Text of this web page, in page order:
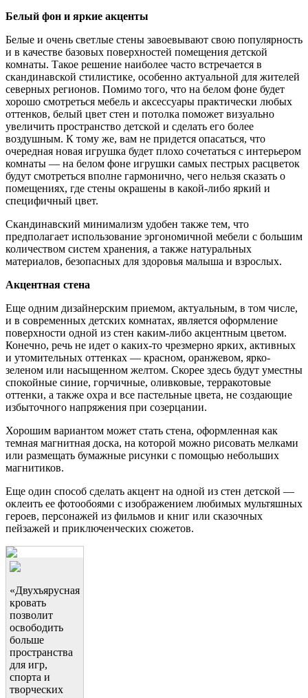
Белый фон и яркие акценты
Белые и очень светлые стены завоевывают свою популярность
и в качестве базовых поверхностей помещения детской
комнаты. Такое решение наиболее часто встречается в
скандинавской стилистике, особенно актуальной для жителей
северных регионов. Помимо того, что на белом фоне будет
хорошо смотреться мебель и аксессуары практически любых
оттенков, белый цвет стен и потолка поможет визуально
увеличить пространство детской и сделать его более
воздушным. К тому же, вам не придется опасаться, что
очередная новая игрушка будет плохо сочетаться с интерьером
комнаты — на белом фоне игрушки самых пестрых расцветок
будут смотреться вполне гармонично, чего нельзя сказать о
помещениях, где стены окрашены в какой-либо яркий и
специфичный цвет.
Скандинавский минимализм удобен также тем, что
предполагает использование эргономичной мебели с большим
количеством систем хранения, а также натуральных
материалов, безопасных для здоровья малыша и взрослых.
Акцентная стена
Еще одним дизайнерским приемом, актуальным, в том числе,
и в современных детских комнатах, является оформление
поверхности одной из стен каким-либо акцентным цветом.
Конечно, речь не идет о каких-то чрезмерно ярких, активных
и утомительных оттенках — красном, оранжевом, ярко-
зеленом или насыщенном желтом. Скорее здесь будут уместны
спокойные синие, горчичные, оливковые, терракотовые
оттенки, а также охра и все пастельные цвета, не создающие
избыточного напряжения при созерцании.
Хорошим вариантом может стать стена, оформленная как
темная магнитная доска, на которой можно рисовать мелками
или размещать бумажные рисунки с помощью небольших
магнитиков.
Еще один способ сделать акцент на одной из стен детской —
оклеить ее фотообоями с изображением любимых мультяшных
героев, персонажей из фильмов и книг или сказочных
пейзажей и приключенческих сюжетов.
«Двухъярусная
кровать
позволит
освободить
больше
пространства
для игр,
спорта и
творческих